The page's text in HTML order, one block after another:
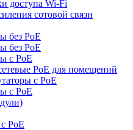
доступа Wi-Fi
сотовой связи
без PoE
без РоЕ
с PoE
PoE для помещений
с PoE
с РоЕ
PoE